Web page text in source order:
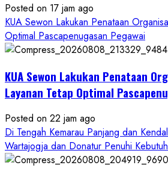
Posted on 17 jam ago
KUA Sewon Lakukan Penataan
Optimal Pascapenugasan Pegawai
KUA Sewon Lakukan Penataan
Layanan Tetap Optimal
Posted on 22 jam ago
Di Tengah Kemarau Panjang dan
Wartajogja dan Donatur Penuhi